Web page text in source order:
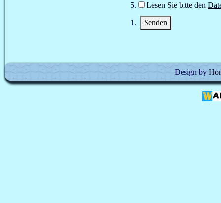
Lesen Sie bitte den
Design by